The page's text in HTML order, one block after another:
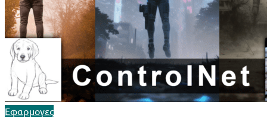
Εφαρμογες